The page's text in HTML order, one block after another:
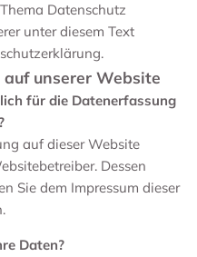
Datenschutz
unter diesem Text
unserer Website
für die Datenerfassung
auf dieser Website
Dessen
Sie dem Impressum dieser
Daten?